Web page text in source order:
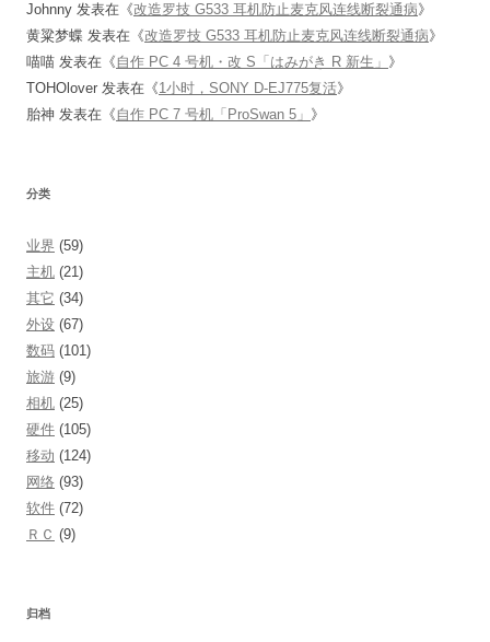
Johnny 发表在《改造罗技 G533 耳机防止麦克风连线断裂通病》
黄粱梦蝶 发表在《改造罗技 G533 耳机防止麦克风连线断裂通病》
喵喵 发表在《自作 PC 4 号机・改 S「はみがき R 新生」 》
TOHOlover 发表在《1小时，SONY D-EJ775复活》
胎神 发表在《自作 PC 7 号机「ProSwan 5」 》
分类
业界 (59)
主机 (21)
其它 (34)
外设 (67)
数码 (101)
旅游 (9)
相机 (25)
硬件 (105)
移动 (124)
网络 (93)
软件 (72)
ＲＣ (9)
归档